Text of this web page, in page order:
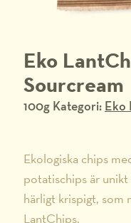
Eko
Sourcream
100g Kategori: Eko
Ekologiska chips
potatischips är
härligt krispigt, som
LantChips.